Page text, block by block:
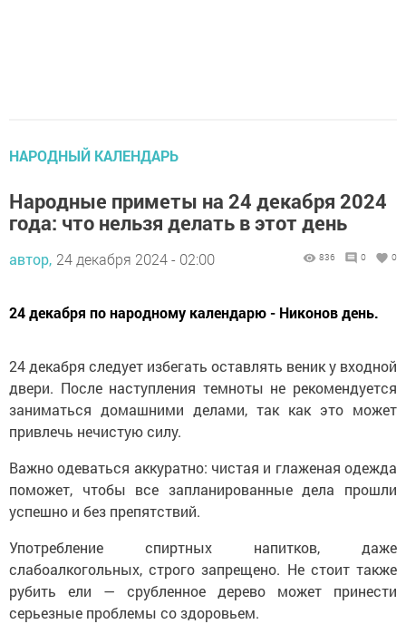
НАРОДНЫЙ КАЛЕНДАРЬ
Народные приметы на 24 декабря 2024
года: что нельзя делать в этот день
автор, 24 декабря 2024 - 02:00 836 0 0
24 декабря по народному календарю - Никонов день.
24 декабря следует избегать оставлять веник у входной
двери. После наступления темноты не рекомендуется
заниматься домашними делами, так как это может
привлечь нечистую силу.
Важно одеваться аккуратно: чистая и глаженая одежда
поможет, чтобы все запланированные дела прошли
успешно и без препятствий.
Употребление спиртных напитков, даже
слабоалкогольных, строго запрещено. Не стоит также
рубить ели — срубленное дерево может принести
серьезные проблемы со здоровьем.